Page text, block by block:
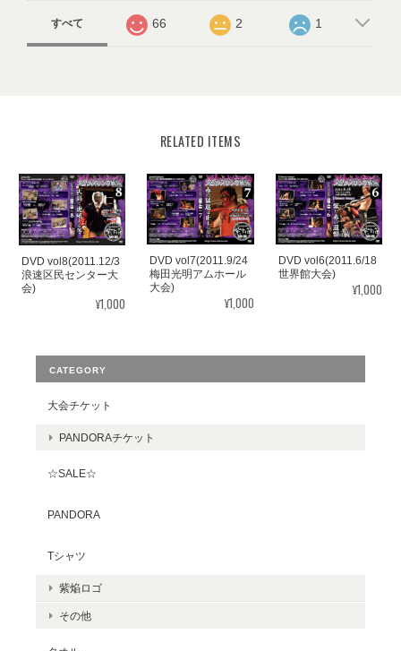
すべて 66 2 1
RELATED ITEMS
DVD vol8(2011.12/3
浪速区民センター大
会)
¥1,000
DVD vol7(2011.9/24
梅田光明アムホール
大会)
¥1,000
DVD vol6(2011.6/18
世界館大会)
¥1,000
CATEGORY
大会チケット
PANDORAチケット
☆SALE☆
PANDORA
Tシャツ
紫焔ロゴ
その他